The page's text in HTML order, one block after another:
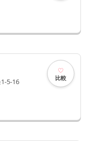
5-16 比較